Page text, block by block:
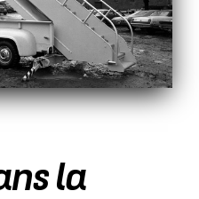
la